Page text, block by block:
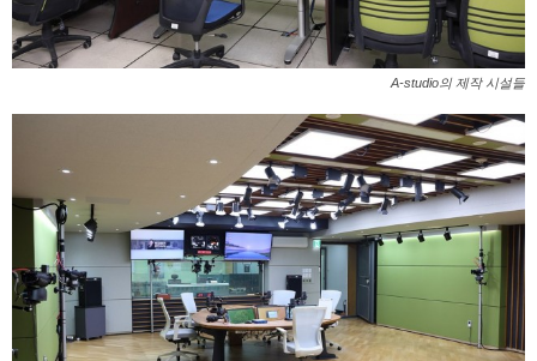
A-studio의 제작 시설들